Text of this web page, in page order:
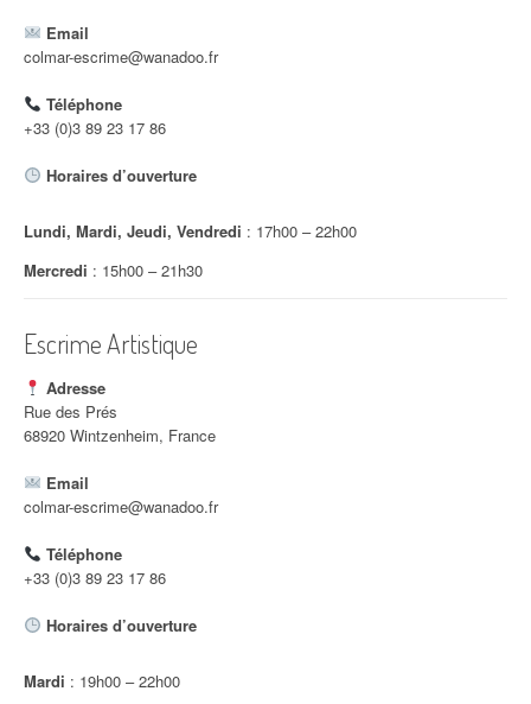
Email
colmar-escrime@wanadoo.fr
Téléphone
+33 (0)3 89 23 17 86
Horaires d’ouverture
Lundi, Mardi, Jeudi, Vendredi : 17h00 – 22h00
Mercredi : 15h00 – 21h30
Escrime Artistique
Adresse
Rue des Prés
68920 Wintzenheim, France
Email
colmar-escrime@wanadoo.fr
Téléphone
+33 (0)3 89 23 17 86
Horaires d’ouverture
Mardi : 19h00 – 22h00